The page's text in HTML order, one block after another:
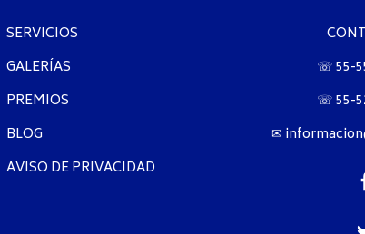
SERVICIOS
GALERÍAS
PREMIOS
BLOG
AVISO DE PRIVACIDAD
☏ 55-
☏ 55-
✉